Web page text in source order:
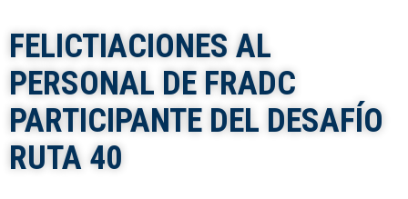
FELICTIACIONES AL
PERSONAL DE FRADC
PARTICIPANTE DEL DESAFÍO
RUTA 40